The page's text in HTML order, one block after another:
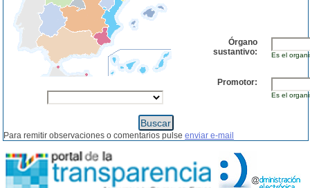
Órgano
sustantivo:
Es el
Promotor:
Es el
Para remitir observaciones o comentarios pulse enviar e-mail